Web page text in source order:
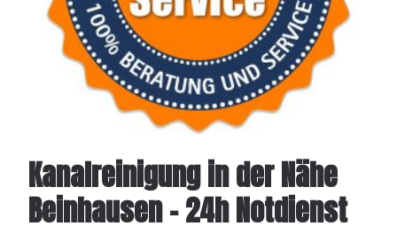
Kanalreinigung in der Nähe
Beinhausen – 24h Notdienst